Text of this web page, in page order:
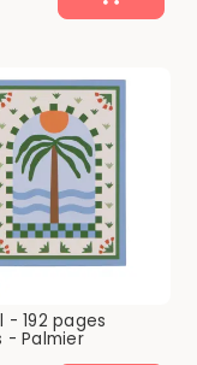
- 192 pages
- Palmier